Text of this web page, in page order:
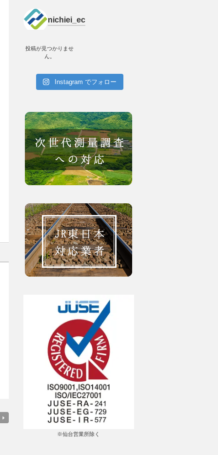
nichiei_ec
投稿が見つかりませ
ん。
Instagram でフォロー
※仙台営業所除く